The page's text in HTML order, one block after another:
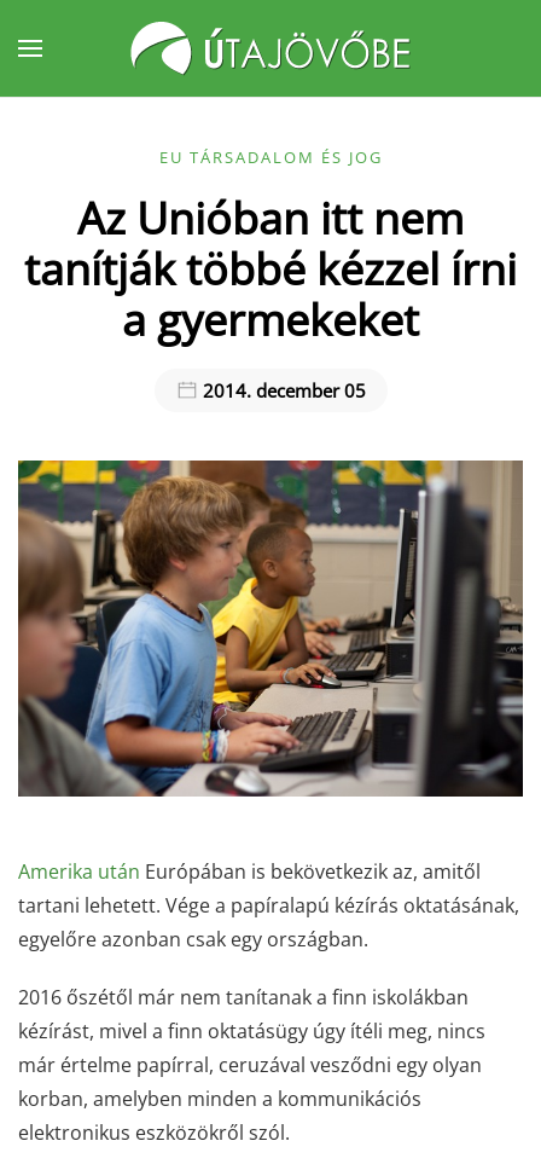
Fő tartalom átugrása
EU TÁRSADALOM ÉS JOG
Az Unióban itt nem
tanítják többé kézzel írni
a gyermekeket
2014. december 05
Amerika után Európában is bekövetkezik az, amitől
tartani lehetett. Vége a papíralapú kézírás oktatásának,
egyelőre azonban csak egy országban.
2016 őszétől már nem tanítanak a finn iskolákban
kézírást, mivel a finn oktatásügy úgy ítéli meg, nincs
már értelme papírral, ceruzával vesződni egy olyan
korban, amelyben minden a kommunikációs
elektronikus eszközökről szól.